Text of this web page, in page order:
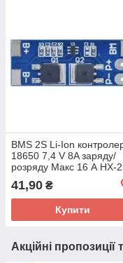
BMS 2S Li-Ion
18650 7,4 V 8A заряду/
розряду Макс 16 А HX-
41,90 ₴
Купити
Акційні пропозиції